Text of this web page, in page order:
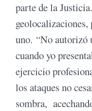
parte de la
uno. “No autorizó
cuando yo
ejercicio
los ataques no
sombra,